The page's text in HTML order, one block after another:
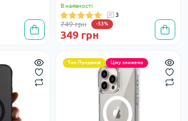
В наявності
3
749 грн -53%
349 грн
Топ Продажів Ціну знижено